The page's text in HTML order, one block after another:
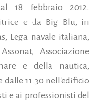
18 febbraio 2012.
e da Big Blu, in
Lega navale italiana,
Associazione
e della nautica,
dalle 11.30 nell'edificio
e ai professionisti del